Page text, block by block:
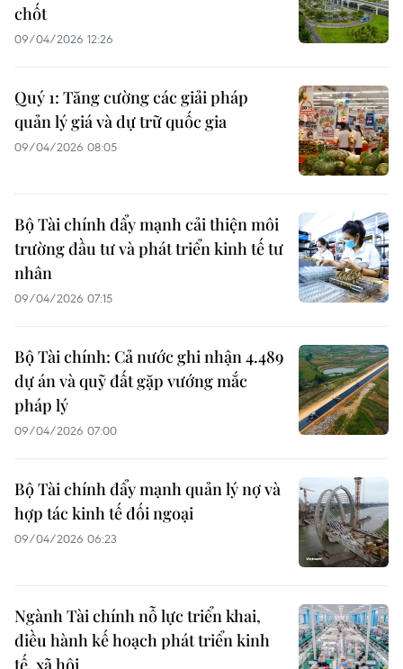
chốt
09/04/2026 12:26
Quý 1: Tăng cường các giải pháp
quản lý giá và dự trữ quốc gia
09/04/2026 08:05
Bộ Tài chính đẩy mạnh cải thiện môi
trường đầu tư và phát triển kinh tế tư
nhân
09/04/2026 07:15
Bộ Tài chính: Cả nước ghi nhận 4.489
dự án và quỹ đất gặp vướng mắc
pháp lý
09/04/2026 07:00
Bộ Tài chính đẩy mạnh quản lý nợ và
hợp tác kinh tế đối ngoại
09/04/2026 06:23
Ngành Tài chính nỗ lực triển khai,
điều hành kế hoạch phát triển kinh
tế, xã hội